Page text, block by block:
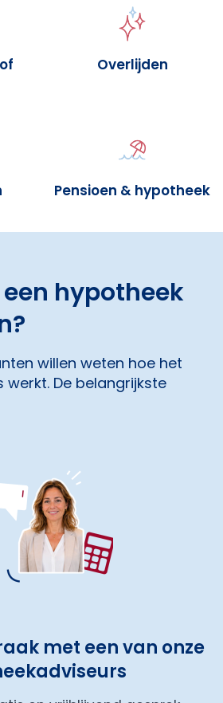
Overlijden
Pensioen & hypotheek
hypotheek
willen weten hoe het
De belangrijkste
met een van onze